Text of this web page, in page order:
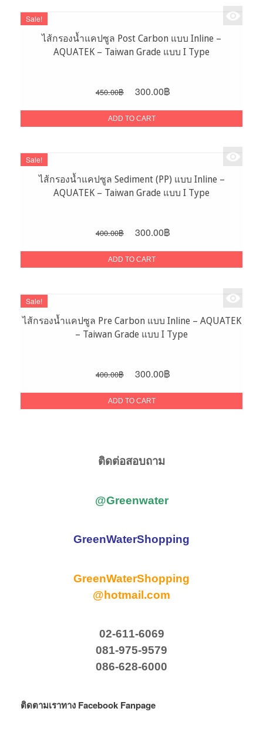
Sale!
ไส้กรองน้ำแคปซูล Post Carbon แบบ Inline –
AQUATEK – Taiwan Grade แบบ I Type
450.00฿
Original
was:
300.00฿
ADD TO CART
Sale!
ไส้กรองน้ำแคปซูล Sediment (PP) แบบ Inline –
AQUATEK – Taiwan Grade แบบ I Type
400.00฿
Original
was:
300.00฿
ADD TO CART
Sale!
ไส้กรองน้ำแคปซูล Pre Carbon แบบ Inline – AQUATEK
– Taiwan Grade แบบ I Type
400.00฿
Original
was:
300.00฿
ADD TO CART
ติดต่อสอบถาม
@Greenwater
GreenWaterShopping
GreenWaterShopping
@hotmail.com
02-611-6069
081-975-9579
086-628-6000
ติดตามเราทาง Facebook Fanpage